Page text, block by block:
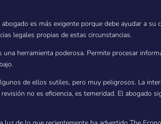
es más exigente porque debe ayudar a
legales propias de estas circunstancias.
herramienta poderosa. Permite procesar
de ellos sutiles, pero muy peligrosos. La
no es eficiencia, es temeridad. El abogado